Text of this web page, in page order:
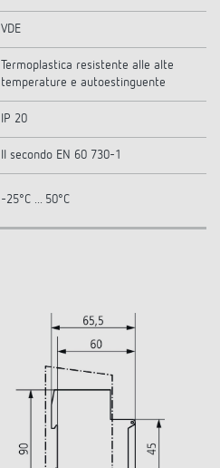
VDE
Termoplastica resistente alle alte
temperature e autoestinguente
IP 20
II secondo EN 60 730-1
-25°C ... 50°C